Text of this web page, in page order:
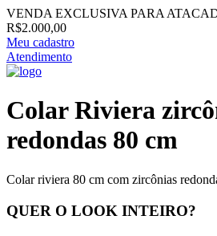
VENDA EXCLUSIVA PARA
R$2.000,00
Meu cadastro
Atendimento
Colar Riviera
redondas 80 cm
Colar riviera 80 cm com zircônias
QUER O LOOK INTEIRO?